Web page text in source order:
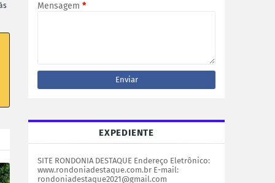
Mensagem *
EXPEDIENTE
SITE RONDONIA DESTAQUE Endereço Eletrônico:
www.rondoniadestaque.com.br E-mail:
rondoniadestaque2021@gmail.com